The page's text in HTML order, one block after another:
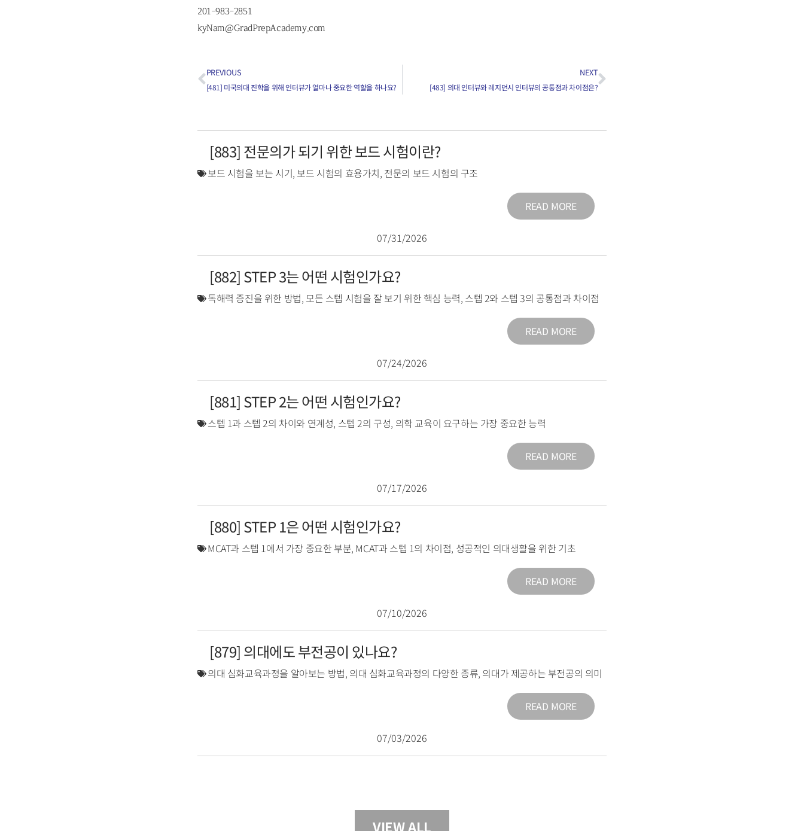
201-983-2851
kyNam@GradPrepAcademy.com
PREVIOUS
[481] 미국의대 진학을 위해 인터뷰가 얼마나 중요한 역할을 하나요?
NEXT
[483] 의대 인터뷰와 레지던시 인터뷰의 공통점과 차이점은?
[883] 전문의가 되기 위한 보드 시험이란?
보드 시험을 보는 시기, 보드 시험의 효용가치, 전문의 보드 시험의 구조
READ MORE
07/31/2026
[882] STEP 3는 어떤 시험인가요?
독해력 증진을 위한 방법, 모든 스텝 시험을 잘 보기 위한 핵심 능력, 스텝 2와 스텝 3의 공통점과 차이점
READ MORE
07/24/2026
[881] STEP 2는 어떤 시험인가요?
스텝 1과 스텝 2의 차이와 연계성, 스텝 2의 구성, 의학 교육이 요구하는 가장 중요한 능력
READ MORE
07/17/2026
[880] STEP 1은 어떤 시험인가요?
MCAT과 스텝 1에서 가장 중요한 부분, MCAT과 스텝 1의 차이점, 성공적인 의대생활을 위한 기초
READ MORE
07/10/2026
[879] 의대에도 부전공이 있나요?
의대 심화교육과정을 알아보는 방법, 의대 심화교육과정의 다양한 종류, 의대가 제공하는 부전공의 의미
READ MORE
07/03/2026
VIEW ALL